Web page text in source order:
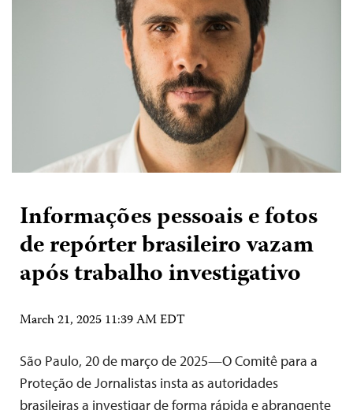
Informações pessoais e fotos
de repórter brasileiro vazam
após trabalho investigativo
March 21, 2025 11:39 AM EDT
São Paulo, 20 de março de 2025—O Comitê para a
Proteção de Jornalistas insta as autoridades
brasileiras a investigar de forma rápida e abrangente